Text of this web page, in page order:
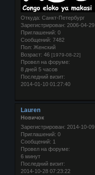
Откуда: Санкт-Петербург
Зарегистрирован: 2006-04-29
Приглашений: 0
Сообщений: 7482
Пол: Женский
Возраст: 46 [1979-08-22]
Провел на форуме:
8 дней 5 часов
Последний визит:
2014-01-10 01:27:40
Lauren
Новичок
Зарегистрирован: 2014-10-09
Приглашений: 0
Сообщений: 1
Провел на форуме:
6 минут
Последний визит:
2014-10-28 07:23:22